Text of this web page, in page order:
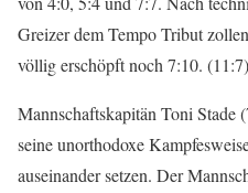
Greizer dem Tempo Tribut
völlig erschöpft noch 7:10. (11:7)
Mannschaftskapitän Toni Stade
seine unorthodoxe
auseinander setzen. Der